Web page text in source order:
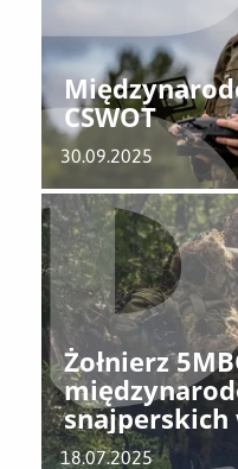
CSWOT
30.09.2025
Żołnierz
snajperskich
18.07.2025